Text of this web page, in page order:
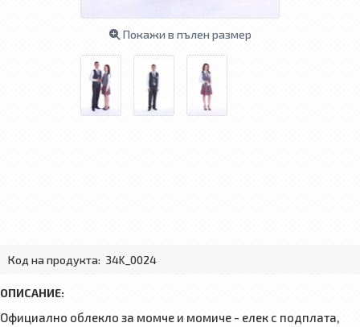
Покажи в пълен размер
Код на продукта: 34K_0024
ОПИСАНИЕ:
Официално облекло за момче и момиче - елек с подплата,